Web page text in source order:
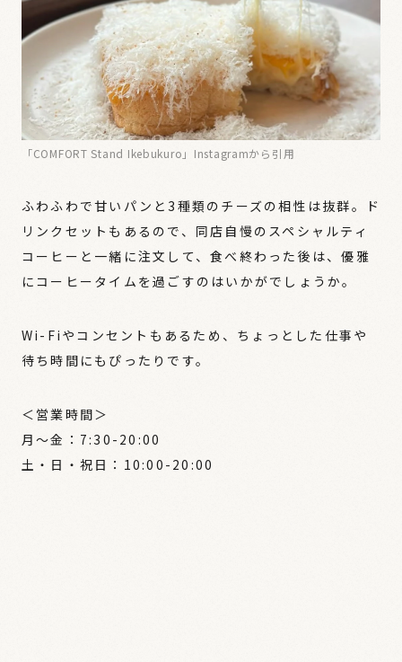
「COMFORT Stand Ikebukuro」Instagramから引用
ふわふわで甘いパンと3種類のチーズの相性は抜群。ド
リンクセットもあるので、同店自慢のスペシャルティ
コーヒーと一緒に注文して、食べ終わった後は、優雅
にコーヒータイムを過ごすのはいかがでしょうか。
Wi-Fiやコンセントもあるため、ちょっとした仕事や
待ち時間にもぴったりです。
＜営業時間＞
月～金：7:30-20:00
土・日・祝日：10:00-20:00